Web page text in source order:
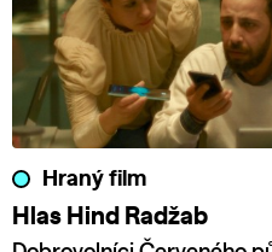
Hraný film
Hlas Hind Radžab